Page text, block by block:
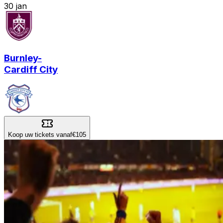
30 jan
Burnley-
Cardiff City
Koop uw tickets vanaf€105